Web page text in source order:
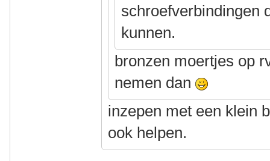
schroefverbindingen
kunnen.
bronzen moertjes op
nemen dan
inzepen met een klein
ook helpen.